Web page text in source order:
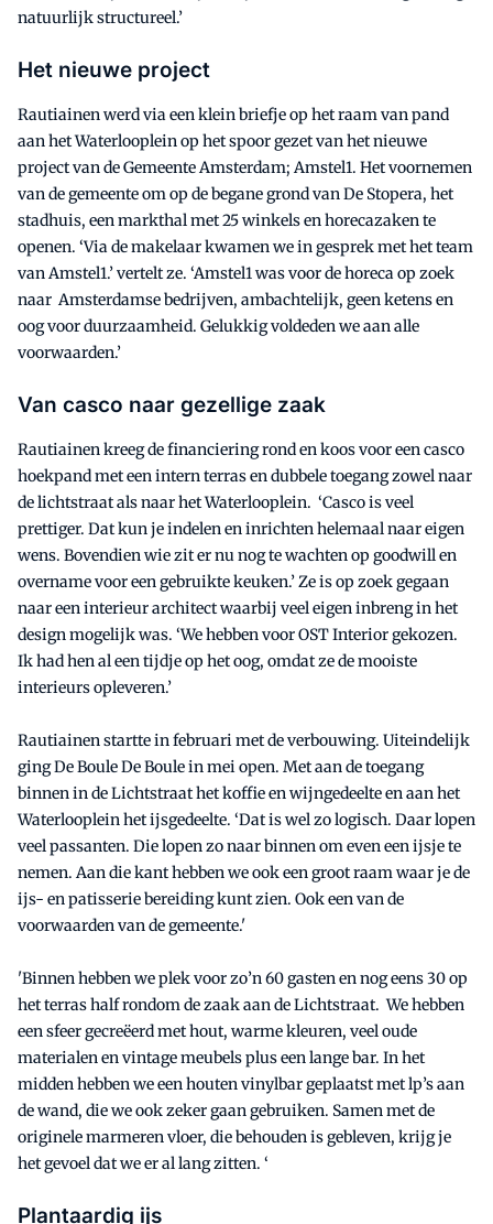
natuurlijk structureel.’
Het nieuwe project
Rautiainen werd via een klein briefje op het raam van pand
aan het Waterlooplein op het spoor gezet van het nieuwe
project van de Gemeente Amsterdam; Amstel1. Het voornemen
van de gemeente om op de begane grond van De Stopera, het
stadhuis, een markthal met 25 winkels en horecazaken te
openen. ‘Via de makelaar kwamen we in gesprek met het team
van Amstel1.’ vertelt ze. ‘Amstel1 was voor de horeca op zoek
naar Amsterdamse bedrijven, ambachtelijk, geen ketens en
oog voor duurzaamheid. Gelukkig voldeden we aan alle
voorwaarden.’
Van casco naar gezellige zaak
Rautiainen kreeg de financiering rond en koos voor een casco
hoekpand met een intern terras en dubbele toegang zowel naar
de lichtstraat als naar het Waterlooplein. ‘Casco is veel
prettiger. Dat kun je indelen en inrichten helemaal naar eigen
wens. Bovendien wie zit er nu nog te wachten op goodwill en
overname voor een gebruikte keuken.’ Ze is op zoek gegaan
naar een interieur architect waarbij veel eigen inbreng in het
design mogelijk was. ‘We hebben voor OST Interior gekozen.
Ik had hen al een tijdje op het oog, omdat ze de mooiste
interieurs opleveren.’
Rautiainen startte in februari met de verbouwing. Uiteindelijk
ging De Boule De Boule in mei open. Met aan de toegang
binnen in de Lichtstraat het koffie en wijngedeelte en aan het
Waterlooplein het ijsgedeelte. ‘Dat is wel zo logisch. Daar lopen
veel passanten. Die lopen zo naar binnen om even een ijsje te
nemen. Aan die kant hebben we ook een groot raam waar je de
ijs- en patisserie bereiding kunt zien. Ook een van de
voorwaarden van de gemeente.'
'Binnen hebben we plek voor zo’n 60 gasten en nog eens 30 op
het terras half rondom de zaak aan de Lichtstraat. We hebben
een sfeer gecreëerd met hout, warme kleuren, veel oude
materialen en vintage meubels plus een lange bar. In het
midden hebben we een houten vinylbar geplaatst met lp’s aan
de wand, die we ook zeker gaan gebruiken. Samen met de
originele marmeren vloer, die behouden is gebleven, krijg je
het gevoel dat we er al lang zitten. ‘
Plantaardig ijs